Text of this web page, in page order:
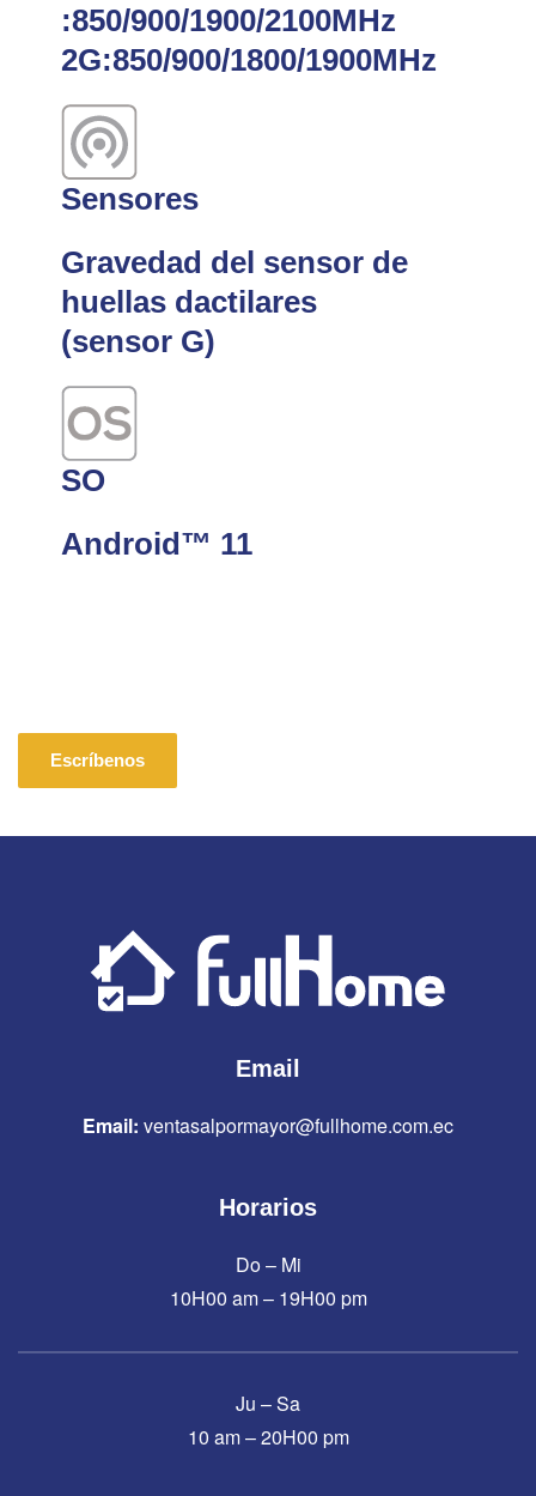
:850/900/1900/2100MHz
2G:850/900/1800/1900MHz
Sensores
Gravedad del sensor de
huellas dactilares
(sensor G)
SO
Android™ 11
Escríbenos
Email
Email: ventasalpormayor@fullhome.com.ec
Horarios
Do – Mi
10H00 am – 19H00 pm
Ju – Sa
10 am – 20H00 pm